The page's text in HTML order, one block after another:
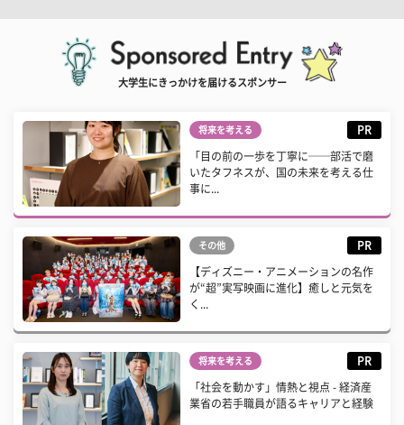
大学生にきっかけを届けるスポンサー
将来を考える PR
「目の前の一歩を丁寧に──部活で磨
いたタフネスが、国の未来を考える仕
事に...
その他 PR
【ディズニー・アニメーションの名作
が“超”実写映画に進化】癒しと元気を
く...
将来を考える PR
「社会を動かす」情熱と視点 - 経済産
業省の若手職員が語るキャリアと経験